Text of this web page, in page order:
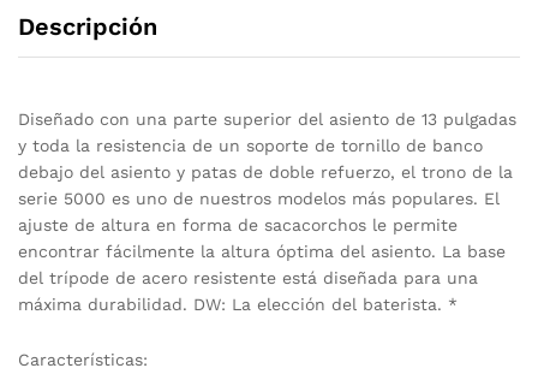
Descripción
Diseñado con una parte superior del asiento de 13 pulgadas
y toda la resistencia de un soporte de tornillo de banco
debajo del asiento y patas de doble refuerzo, el trono de la
serie 5000 es uno de nuestros modelos más populares. El
ajuste de altura en forma de sacacorchos le permite
encontrar fácilmente la altura óptima del asiento. La base
del trípode de acero resistente está diseñada para una
máxima durabilidad. DW: La elección del baterista. *
Características: